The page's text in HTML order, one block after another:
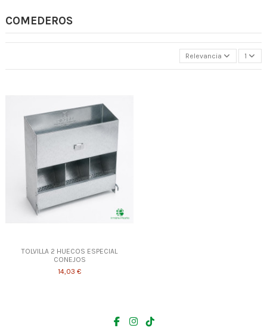
COMEDEROS
Relevancia 1
TOLVILLA 2 HUECOS ESPECIAL
CONEJOS
14,03 €